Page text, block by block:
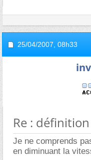
25/04/2007, 08h33
Re :
Je ne comprends
en diminuant la